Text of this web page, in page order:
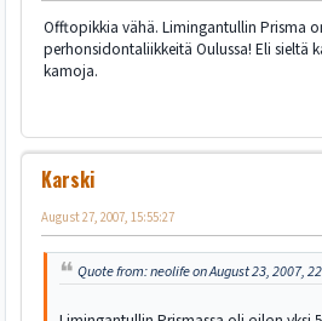
Offtopikkia vähä. Limingantullin Prisma
perhonsidontaliikkeitä Oulussa! Eli sieltä
kamoja.
Karski
August 27, 2007, 15:55:27
Quote from: neolife on August 23, 2007,